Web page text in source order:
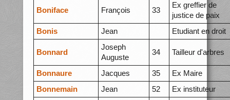
Boniface François 33
Ex greffier de
justice de paix
Bonis
Jean Etudiant en droit
Bonnard
Joseph
Auguste
34 Tailleur d'arbres
Bonnaure Jacques 35
Ex Maire
Bonnemain
Jean 52 Ex instituteur